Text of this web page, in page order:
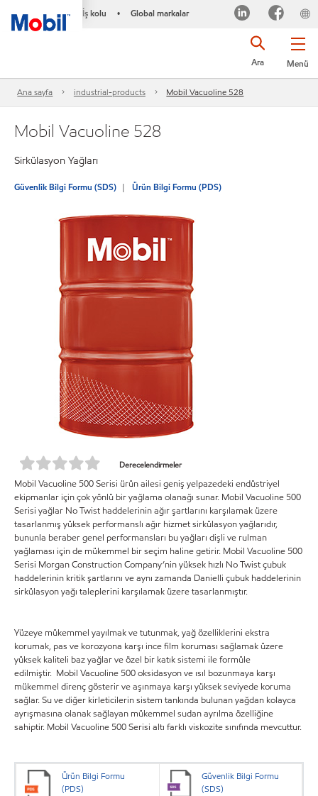
İş kolu • Global markalar
Menü
Ara
Ana sayfa industrial-products Mobil Vacuoline 528
Mobil Vacuoline 528
Sirkülasyon Yağları
Güvenlik Bilgi Formu (SDS) Ürün Bilgi Formu (PDS)
Derecelendirmeler
Mobil Vacuoline 500 Serisi ürün ailesi geniş yelpazedeki endüstriyel
ekipmanlar için çok yönlü bir yağlama olanağı sunar. Mobil Vacuoline 500
Serisi yağlar No Twist haddelerinin ağır şartlarını karşılamak üzere
tasarlanmış yüksek performanslı ağır hizmet sirkülasyon yağlarıdır,
bununla beraber genel performansları bu yağları dişli ve rulman
yağlaması için de mükemmel bir seçim haline getirir. Mobil Vacuoline 500
Serisi Morgan Construction Company’nin yüksek hızlı No Twist çubuk
haddelerinin kritik şartlarını ve aynı zamanda Danielli çubuk haddelerinin
sirkülasyon yağı taleplerini karşılamak üzere tasarlanmıştır.
Yüzeye mükemmel yayılmak ve tutunmak, yağ özelliklerini ekstra
korumak, pas ve korozyona karşı ince film koruması sağlamak üzere
yüksek kaliteli baz yağlar ve özel bir katık sistemi ile formüle
edilmiştir. Mobil Vacuoline 500 oksidasyon ve ısıl bozunmaya karşı
mükemmel direnç gösterir ve aşınmaya karşı yüksek seviyede koruma
sağlar. Su ve diğer kirleticilerin sistem tankında bulunan yağdan kolayca
ayrışmasına olanak sağlayan mükemmel sudan ayrılma özelliğine
sahiptir. Mobil Vacuoline 500 Serisi altı farklı viskozite sınıfında mevcuttur.
Ürün Bilgi Formu
(PDS)
Güvenlik Bilgi Formu
(SDS)